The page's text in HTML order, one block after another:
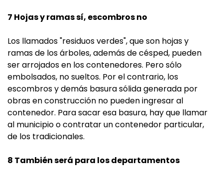
7 Hojas y ramas sí, escombros no
Los llamados "residuos verdes", que son hojas y
ramas de los árboles, además de césped, pueden
ser arrojados en los contenedores. Pero sólo
embolsados, no sueltos. Por el contrario, los
escombros y demás basura sólida generada por
obras en construcción no pueden ingresar al
contenedor. Para sacar esa basura, hay que llamar
al municipio o contratar un contenedor particular,
de los tradicionales.
8 También será para los departamentos